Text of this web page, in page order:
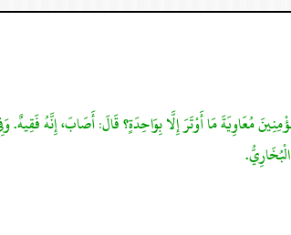
الْمُؤْمِنِينَ مُعَاوِيَةَ مَا أَوْتَرَ إِلَّا بِوَاحِدَةٍ؟ قَالَ: أَصَابَ،